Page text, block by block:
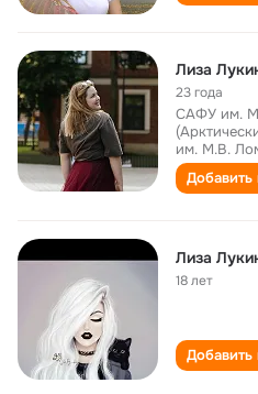
Лиза
23 года
САФУ им.
им. М.В.
Добавить
Лиза
18 лет
Добавить